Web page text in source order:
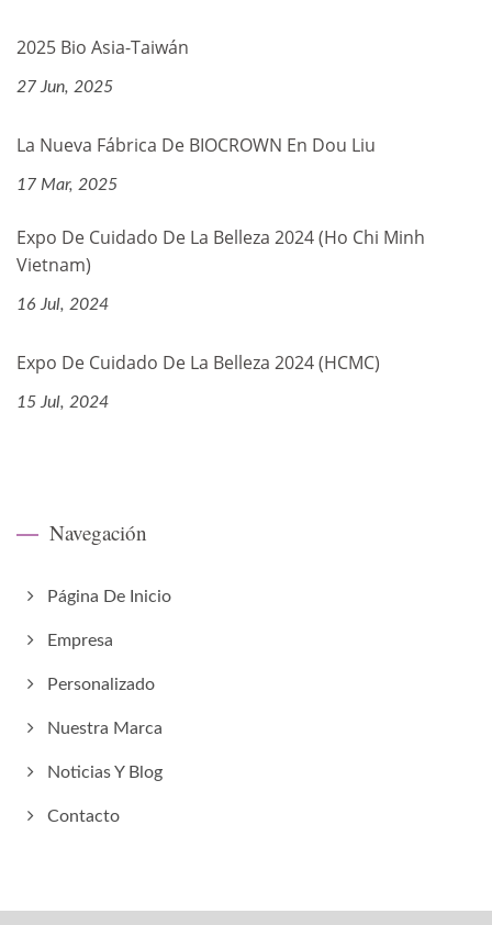
2025 Bio Asia-Taiwán
27 Jun, 2025
La Nueva Fábrica De BIOCROWN En Dou Liu
17 Mar, 2025
Expo De Cuidado De La Belleza 2024 (Ho Chi Minh
Vietnam)
16 Jul, 2024
Expo De Cuidado De La Belleza 2024 (HCMC)
15 Jul, 2024
Navegación
Página De Inicio
Empresa
Personalizado
Nuestra Marca
Noticias Y Blog
Contacto